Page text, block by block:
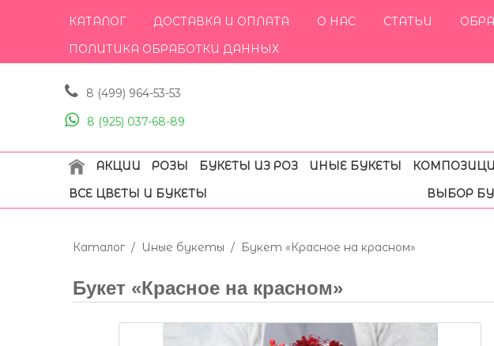
КАТАЛОГ ДОСТАВКА И ОПЛАТА О НАС СТАТЬИ
ПОЛИТИКА ОБРАБОТКИ ДАННЫХ
8 (499) 964-53-53
8 (925) 037-68-89
АКЦИИ РОЗЫ БУКЕТЫ ИЗ РОЗ ИНЫЕ БУКЕТЫ
ВСЕ ЦВЕТЫ И БУКЕТЫ
ВЫБОР
Каталог / Иные букеты / Букет «Красное на красном»
Букет «Красное на красном»